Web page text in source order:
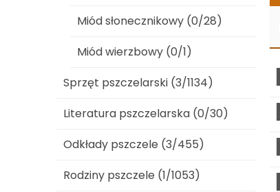
Miód słonecznikowy (0/28)
Miód wierzbowy (0/1)
Sprzęt pszczelarski (3/1134)
Literatura pszczelarska (0/30)
Odkłady pszczele (3/455)
Rodziny pszczele (1/1053)